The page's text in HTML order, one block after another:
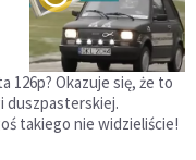
126p? Okazuje się, że to
duszpasterskiej.
takiego nie widzieliście!